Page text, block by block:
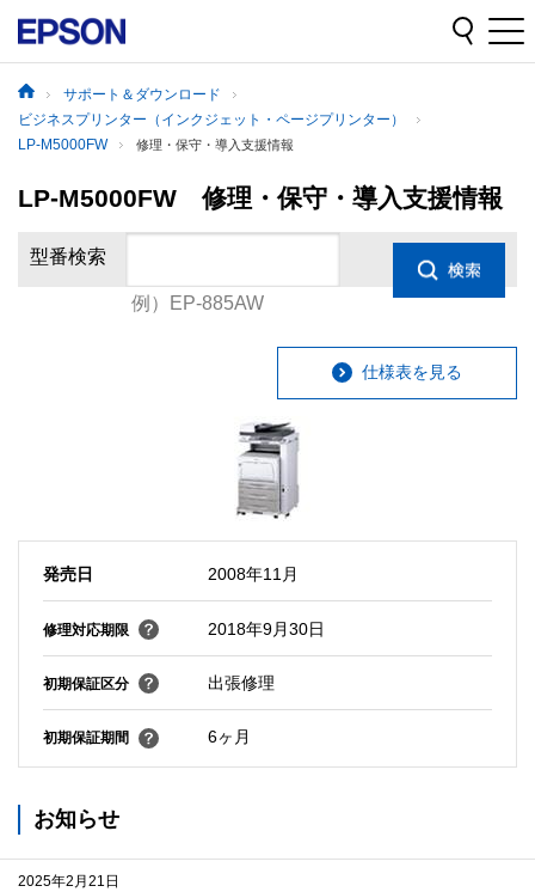
サポート＆ダウンロード
ビジネスプリンター（インクジェット・ページプリンター）
LP-M5000FW
修理・保守・導入支援情報
LP-M5000FW 修理・保守・導入支援情報
型番検索
例）EP-885AW
仕様表を見る
発売日 2008年11月
修理対応期限 2018年9月30日
初期保証区分 出張修理
初期保証期間 6ヶ月
お知らせ
2025年2月21日